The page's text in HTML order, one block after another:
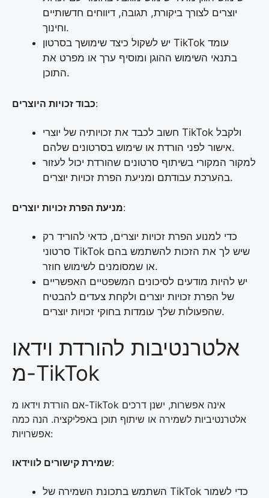
יוצרים לצורך ביקורת, תגובה, דיווחים חדשותיים
וחינוך.
יש לשקול כיצד שימושך בסרטון TikTok עומד
בתנאי השימוש ההוגן ומוסיף ערך או מפרט את
התוכן.
כבוד זכויות היוצרים:
חשוב לכבד את זכויותיה של יוצרי TikTok ולקבל
אישור לפני הורדת או שימוש בסרטונים שלהם.
למקור המקורי בשיתוף סרטונים שהורדת יכול לעזור
בהערכת עבודתם ומניעת הפרת זכויות יוצרים.
מניעת הפרת זכויות יוצרים:
כדי למנוע הפרת זכויות יוצרים, כדאי להוריד רק
סרטוני TikTok שיש לך את הזכות להשתמש בהם
או שמסומנים לשימוש חוזר.
יש להיות מודעים לסיכונים המשפטיים האפשריים
של הפרת זכויות יוצרים ולקחת צעדים להבטיח
שהפעולות שלך עומדות בחוקי זכויות יוצרים.
אלטרנטיבות להורדת וידאו
מ-TikTok
אם הורדת וידאו מ-TikTok אינה אפשרות, ישנן דרכים
אלטרנטיביות לשמירה או שיתוף תוכן באפליקציה. הנה כמה
אפשרויות:
שמירת קישורים לווידאו:
השתמש בתכונת השמירה של TikTok כדי לשמור